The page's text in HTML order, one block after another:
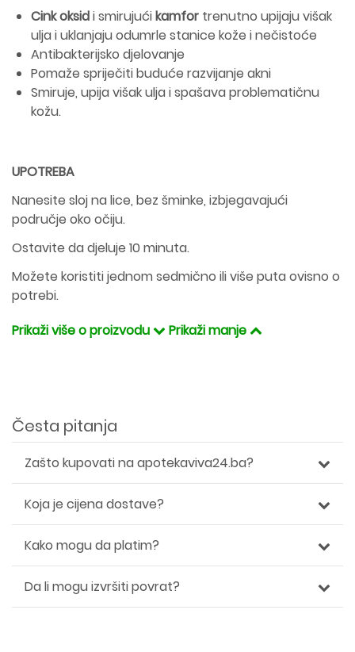
Cink oksidi smirujućikamfor trenutno upijaju višak
ulja i uklanjaju odumrle stanice kože i nečistoće
Antibakterijsko djelovanje
Pomaže spriječiti buduće razvijanje akni
Smiruje, upija višak ulja i spašava problematičnu
kožu.
UPOTREBA
Nanesite sloj na lice, bez šminke, izbjegavajući
područje oko očiju.
Ostavite da djeluje 10 minuta.
Možete koristiti jednom sedmično ili više puta ovisno o
potrebi.
Prikaži više o proizvodu
Prikaži manje
Česta pitanja
Zašto kupovati na apotekaviva24.ba?
Koja je cijena dostave?
Kako mogu da platim?
Da li mogu izvršiti povrat?